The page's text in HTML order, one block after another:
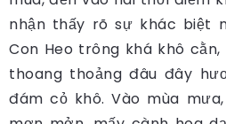
nhận thấy rõ sự khác biệt
Con Heo trông khá khô
thoang thoảng đâu đây
đám cỏ khô. Vào mùa